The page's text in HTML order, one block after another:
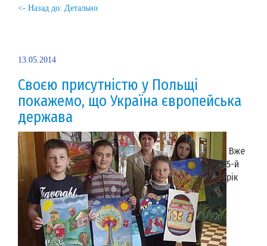
<- Назад до: Детально
13.05.2014
Своєю присутністю у Польщі
покажемо, що Україна європейська
держава
Вже
5-й
рік